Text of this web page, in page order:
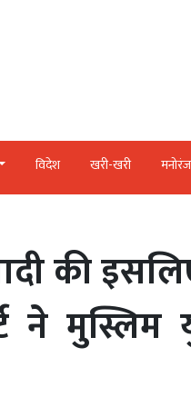
विदेश खरी-खरी
की
ने